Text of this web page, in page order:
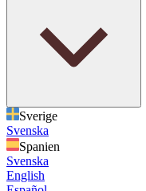
Sverige
Svenska
Spanien
Svenska
English